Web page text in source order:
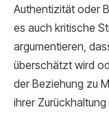
Authentizität oder
es auch kritische
argumentieren,
überschätzt wird
der Beziehung zu
ihrer